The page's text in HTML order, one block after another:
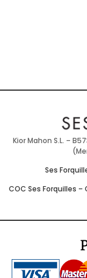
Kior Mahon S.L. –
Ses
COC Ses Forquilles –